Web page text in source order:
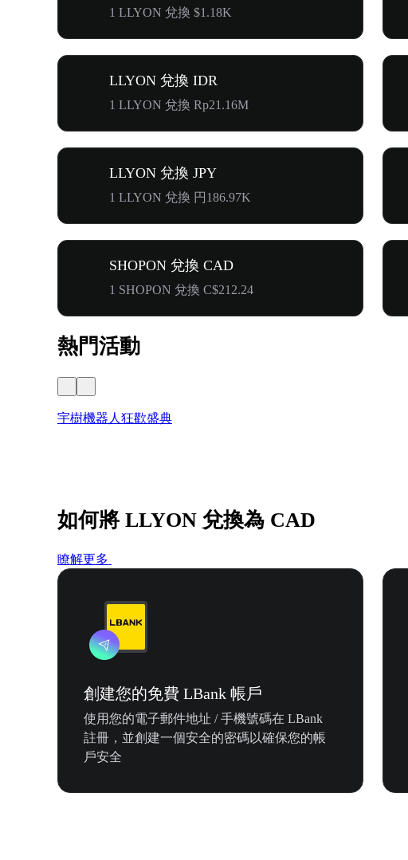
1 LLYON 兌換 $1.18K
LLYON 兌換 IDR
1 LLYON 兌換 Rp21.16M
LLYON 兌換 JPY
1 LLYON 兌換 円186.97K
SHOPON 兌換 CAD
1 SHOPON 兌換 C$212.24
熱門活動
宇樹機器人狂歡盛典
如何將 LLYON 兌換為 CAD
瞭解更多
創建您的免費 LBank 帳戶
使用您的電子郵件地址 / 手機號碼在 LBank
註冊，並創建一個安全的密碼以確保您的帳
戶安全